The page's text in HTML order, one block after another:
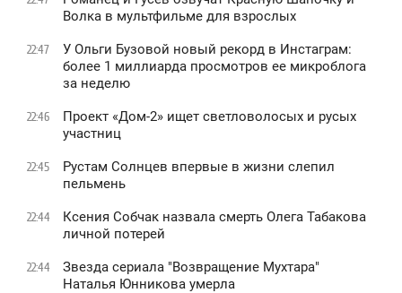
Волка в мультфильме для взрослых
22:47
У Ольги Бузовой новый рекорд в Инстаграм:
более 1 миллиарда просмотров ее микроблога
за неделю
22:46
Проект «Дом-2» ищет светловолосых и русых
участниц
22:45
Рустам Солнцев впервые в жизни слепил
пельмень
22:44
Ксения Собчак назвала смерть Олега Табакова
личной потерей
22:44
Звезда сериала "Возвращение Мухтара"
Наталья Юнникова умерла